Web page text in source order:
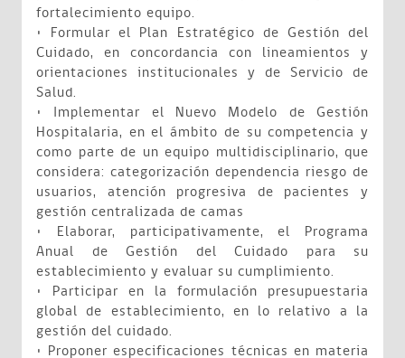
fortalecimiento equipo.
• Formular el Plan Estratégico de Gestión del
Cuidado, en concordancia con lineamientos y
orientaciones institucionales y de Servicio de
Salud.
• Implementar el Nuevo Modelo de Gestión
Hospitalaria, en el ámbito de su competencia y
como parte de un equipo multidisciplinario, que
considera: categorización dependencia riesgo de
usuarios, atención progresiva de pacientes y
gestión centralizada de camas
• Elaborar, participativamente, el Programa
Anual de Gestión del Cuidado para su
establecimiento y evaluar su cumplimiento.
• Participar en la formulación presupuestaria
global de establecimiento, en lo relativo a la
gestión del cuidado.
• Proponer especificaciones técnicas en materia